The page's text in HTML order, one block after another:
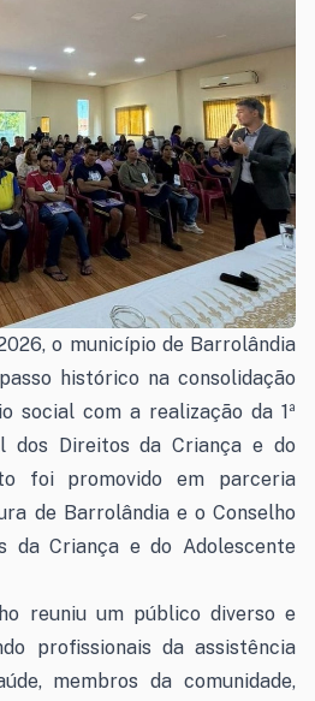
o município de Barrolândia
histórico na consolidação
social com a realização da 1ª
dos Direitos da Criança e do
foi promovido em parceria
de Barrolândia e o Conselho
da Criança e do Adolescente
reuniu um público diverso e
profissionais da assistência
membros da comunidade,